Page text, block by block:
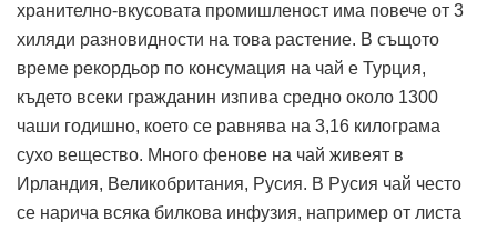
хранително-вкусовата промишленост има повече от 3
хиляди разновидности на това растение. В същото
време рекордьор по консумация на чай е Турция,
където всеки гражданин изпива средно около 1300
чаши годишно, което се равнява на 3,16 килограма
сухо вещество. Много фенове на чай живеят в
Ирландия, Великобритания, Русия. В Русия чай често
се нарича всяка билкова инфузия, например от листа